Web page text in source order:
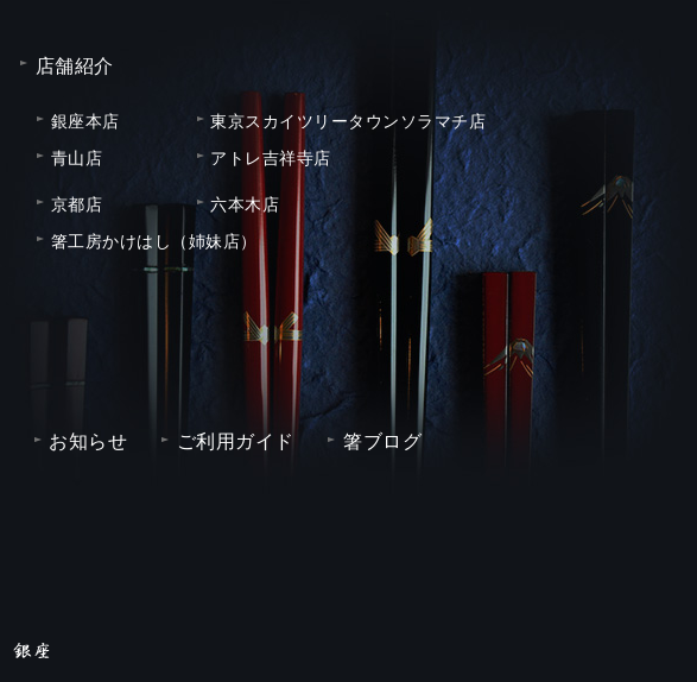
店舗紹介
銀座本店
東京スカイツリータウンソラマチ店
青山店
アトレ吉祥寺店
京都店
六本木店
箸工房かけはし（姉妹店）
お知らせ ご利用ガイド 箸ブログ